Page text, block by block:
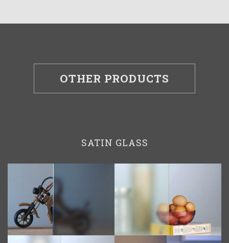
OTHER PRODUCTS
SATIN GLASS